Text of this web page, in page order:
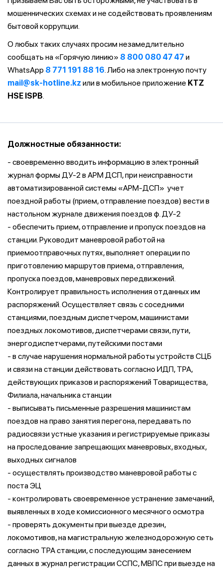
мошеннических схемах и не содействовать проявлениям
бытовой коррупции.
О любых таких случаях просим незамедлительно
сообщать на «Горячую линию» 8 800 080 47 47 и
WhatsApp 8 771 191 88 16. Либо на электронную почту
mail@sk-hotline.kz или в мобильное приложение KTZ
HSE ISPB.
Должностные обязанности:
- своевременно вводить информацию в электронный
журнал формы ДУ-2 в АРМ ДСП, при неисправности
автоматизированной системы «АРМ-ДСП» учет
поездной работы (прием, отправление поездов) вести в
настольном журнале движения поездов ф. ДУ-2
- обеспечить прием, отправление и пропуск поездов на
станции. Руководит маневровой работой на
приемоотправочных путях, выполняет операции по
приготовлению маршрутов приема, отправления,
пропуска поездов, маневровых передвижений.
Контролирует правильность исполнения отданных им
распоряжений. Осуществляет связь с соседними
станциями, поездным диспетчером, машинистами
поездных локомотивов, диспетчерами связи, пути,
энергодиспетчерами, путейскими постами
- в случае нарушения нормальной работы устройств СЦБ
и связи на станции действовать согласно ИДП, ТРА,
действующих приказов и распоряжений Товарищества,
Филиала, начальника станции
- выписывать письменные разрешения машинистам
поездов на право занятия перегона, передавать по
радиосвязи устные указания и регистрируемые приказы
на проследование запрещающих маневровых, входных,
выходных сигналов
- осуществлять производство маневровой работы с
поста ЭЦ
- контролировать своевременное устранение замечаний,
выявленных в ходе комиссионного месячного осмотра
- проверять документы при выезде дрезин,
локомотивов, на магистральную железнодорожную сеть
согласно ТРА станции, с последующим занесением
данных в журнал регистрации ССПС, МВПС при выезде на